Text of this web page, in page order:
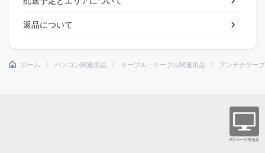
返品について
ホーム パソコン関連用品 ケーブル・ケーブル関連用品 アンテナケー